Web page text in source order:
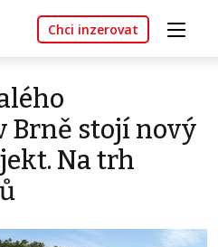
Chci inzerovat
Brně stojí nový
Na trh